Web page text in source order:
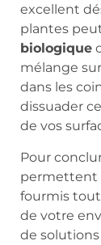
excellent
plantes
biologique
mélange
dans les
dissuader
de vos
Pour
permettent
fourmis
de votre
de